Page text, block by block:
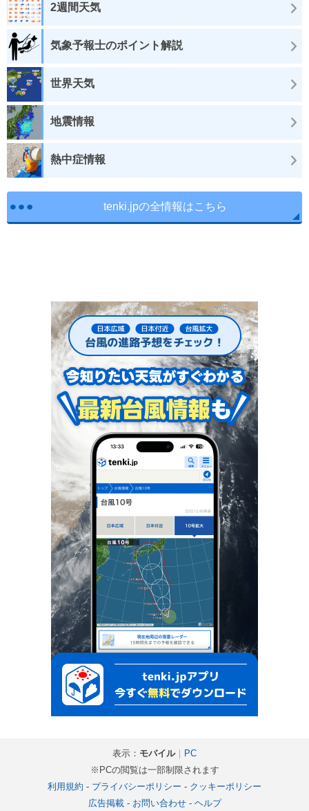
2週間天気
気象予報士のポイント解説
世界天気
地震情報
熱中症情報
tenki.jpの全情報はこちら
表示： モバイル｜ PC
※PCの閲覧は一部制限されます
利用規約 - プライバシーポリシー - クッキーポリシー
広告掲載- お問い合わせ- ヘルプ